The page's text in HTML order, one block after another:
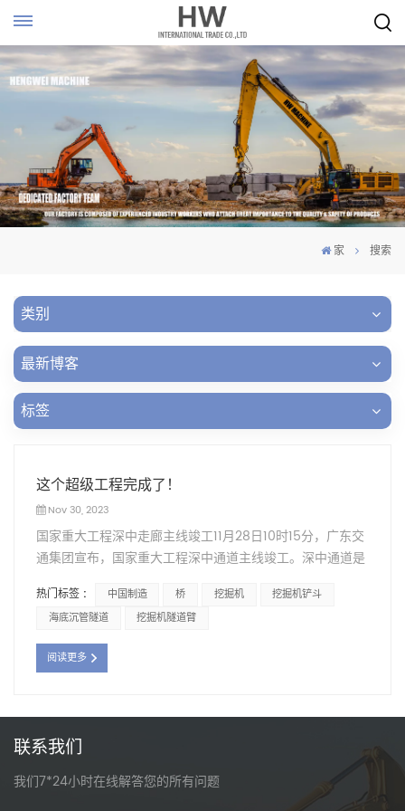
家 搜索
类别
最新博客
标签
这个超级工程完成了！
Nov 30, 2023
国家重大工程深中走廊主线竣工11月28日10时15分，广东交
通集团宣布，国家重大工程深中通道主线竣工。深中通道是
联”于一体的跨海集群工程。工程采用东隧道、西桥梁方案。
该线路以深圳机场立交为起点，与广深沿海高速二期衔接，
向西穿越珠江口，降落中山马鞍岛，与在建高速公路接驳，
通过连接线实现登陆海峡两岸的深圳、中山、广州。项目全
目前，项目正在全力推进房屋、机电及附属工程建设。计划
于2024年建成通车，届时中山至深圳的车程将由约2小时缩
热门标签 : 中国制造 桥 挖掘机
挖掘机铲斗
海底沉管隧道
挖掘机隧道臂
阅读更多
联系我们
我们7*24小时在线解答您的所有问题